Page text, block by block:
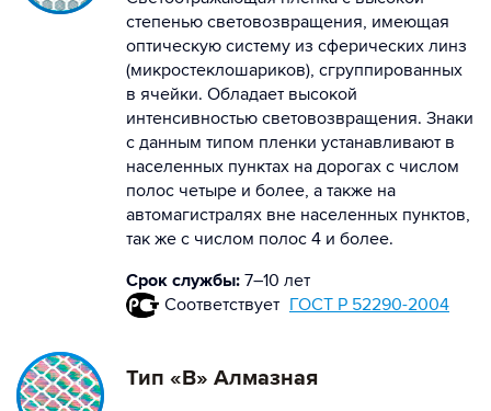
степенью световозвращения, имеющая
оптическую систему из сферических линз
(микростеклошариков), сгруппированных
в ячейки. Обладает высокой
интенсивностью световозвращения. Знаки
с данным типом пленки устанавливают в
населенных пунктах на дорогах с числом
полос четыре и более, а также на
автомагистралях вне населенных пунктов,
так же с числом полос 4 и более.
Срок службы: 7–10 лет
Соответствует ГОСТ Р 52290-2004
Тип «В» Алмазная